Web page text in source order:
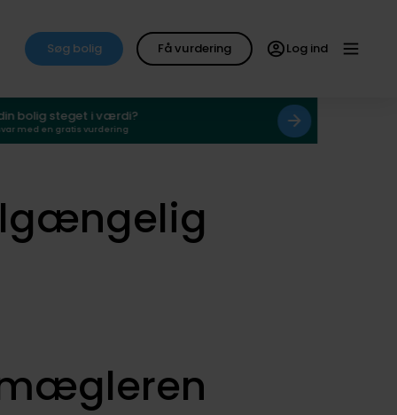
Søg bolig Få vurdering Log ind
bolig steget i værdi?
med en gratis vurdering